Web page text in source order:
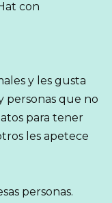
con
y les gusta
personas que no
para tener
les apetece
personas.